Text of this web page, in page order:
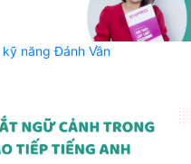
năng Đánh Vần